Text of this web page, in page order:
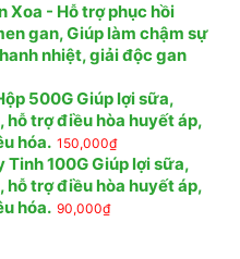
Xoa - Hỗ trợ phục hồi
gan, Giúp làm chậm sự
nhiệt, giải độc gan
500G Giúp lợi sữa,
trợ điều hòa huyết áp,
hóa. 150,000₫
Tinh 100G Giúp lợi sữa,
trợ điều hòa huyết áp,
hóa. 90,000₫